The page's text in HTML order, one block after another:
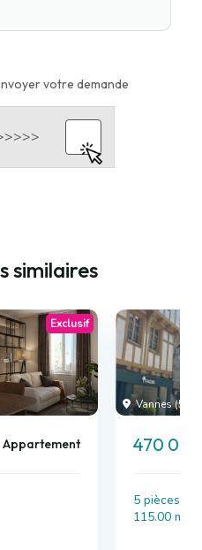
votre demande
similaires
Exclusif
Appartement
Vannes (56)
470
5 pièces , 4
115.00 m²